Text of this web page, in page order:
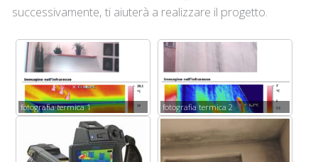
successivamente, ti aiuterà a realizzare il progetto.
fotografia termica 1 fotografia termica 2